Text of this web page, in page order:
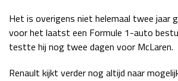
Het is overigens niet helemaal twee jaar
voor het laatst een Formule 1-auto
testte hij nog twee dagen voor McLaren.
Renault kijkt verder nog altijd naar